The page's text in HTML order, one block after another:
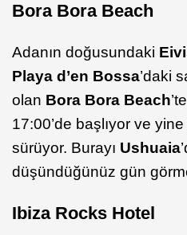
Bora Bora Beach
Adanın doğusundaki
Playa d’en Bossa’daki
olan Bora Bora Beach
17:00’de başlıyor ve
sürüyor. Burayı Ushuaia
düşündüğünüz gün
Ibiza Rocks Hotel